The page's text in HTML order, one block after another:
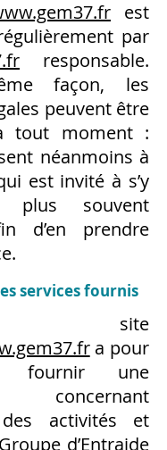
est
par
responsable.
façon, les
peuvent être
tout moment :
néanmoins à
est invité à s’y
plus souvent
d’en prendre
services fournis
site
a pour
fournir une
concernant
des activités et
d’Entraide